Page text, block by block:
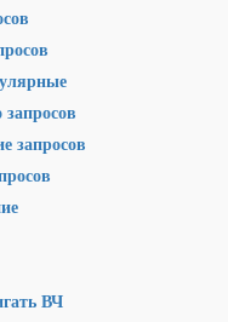
запросов
запросов
ВЧ